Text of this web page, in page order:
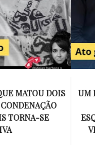
UMA COLEGA
UMA ESPOSA
UM PRESENTE
SOBRE